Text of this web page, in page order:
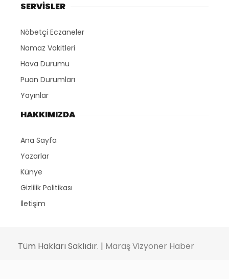
SERVİSLER
Nöbetçi Eczaneler
Namaz Vakitleri
Hava Durumu
Puan Durumları
Yayınlar
HAKKIMIZDA
Ana Sayfa
Yazarlar
Künye
Gizlilik Politikası
İletişim
Tüm Hakları Saklıdır. | Maraş Vizyoner Haber